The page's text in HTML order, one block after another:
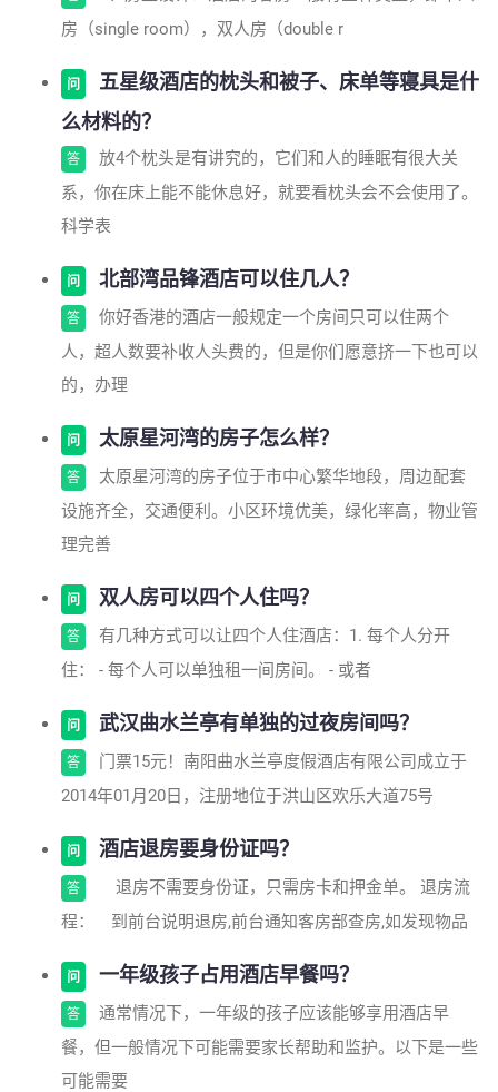
房（single room），双人房（double r
问
五星级酒店的枕头和被子、床单等寝具是什
么材料的？
答
放4个枕头是有讲究的，它们和人的睡眠有很大关
系，你在床上能不能休息好，就要看枕头会不会使用了。
科学表
问 北部湾品锋酒店可以住几人？
答
你好香港的酒店一般规定一个房间只可以住两个
人，超人数要补收人头费的，但是你们愿意挤一下也可以
的，办理
问 太原星河湾的房子怎么样？
答
太原星河湾的房子位于市中心繁华地段，周边配套
设施齐全，交通便利。小区环境优美，绿化率高，物业管
理完善
问 双人房可以四个人住吗？
答
有几种方式可以让四个人住酒店：1. 每个人分开
住： - 每个人可以单独租一间房间。 - 或者
问 武汉曲水兰亭有单独的过夜房间吗？
答
门票15元！南阳曲水兰亭度假酒店有限公司成立于
2014年01月20日，注册地位于洪山区欢乐大道75号
问 酒店退房要身份证吗？
答
退房不需要身份证，只需房卡和押金单。 退房流
程： 到前台说明退房,前台通知客房部查房,如发现物品
问 一年级孩子占用酒店早餐吗？
答
通常情况下，一年级的孩子应该能够享用酒店早
餐，但一般情况下可能需要家长帮助和监护。以下是一些
可能需要